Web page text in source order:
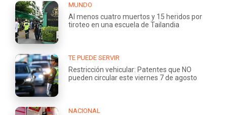
MUNDO
Al menos cuatro muertos y 15 heridos por
tiroteo en una escuela de Tailandia
TE PUEDE SERVIR
Restricción vehicular: Patentes que NO
pueden circular este viernes 7 de agosto
NACIONAL